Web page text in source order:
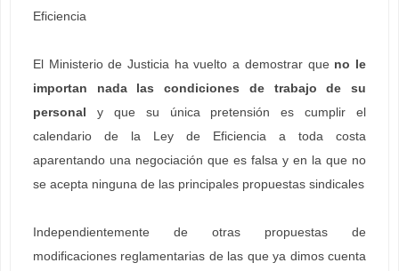
Eficiencia
El Ministerio de Justicia ha vuelto a demostrar que no le
importan nada las condiciones de trabajo de su
personal y que su única pretensión es cumplir el
calendario de la Ley de Eficiencia a toda costa
aparentando una negociación que es falsa y en la que no
se acepta ninguna de las principales propuestas sindicales
Independientemente de otras propuestas de
modificaciones reglamentarias de las que ya dimos cuenta